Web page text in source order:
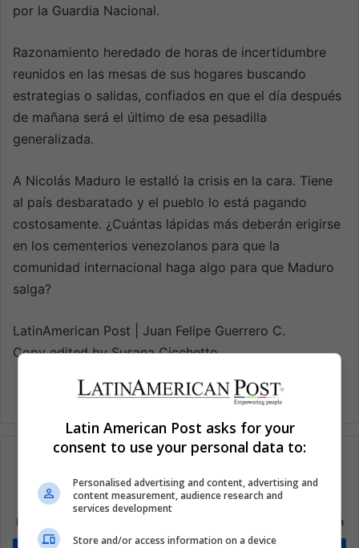
por la Guardia Nacional.
Razonamiento heredado de horas de incertidumbre
reunidos en las mesas de sus hogares buscando
estrategias o salidas, confiados en que el día después
de mañana será el último de esa pesadilla
generalizada.
A Nicolás Maduro le estalló la crisis en la cara. Tiene
al país desbaratado y el pueblo lo está pagando
costosamente. ¿Cuántas lápidas más deberán erigirse
en los cementerios venezolanos para que la
comunidad internacional haga algo para que Maduro
salga?
LatinAmerican Post | Juan Felipe Guerrero C.
Copy edited by Susana Cicchetto
Suscríbete a nuestra lista de correos
Mantente informado sobre lo que está pasando en Latinoamérica
Latin American Post asks for your
consent to use your personal data to:
Personalised advertising and content, advertising and
content measurement, audience research and
services development
Store and/or access information on a device